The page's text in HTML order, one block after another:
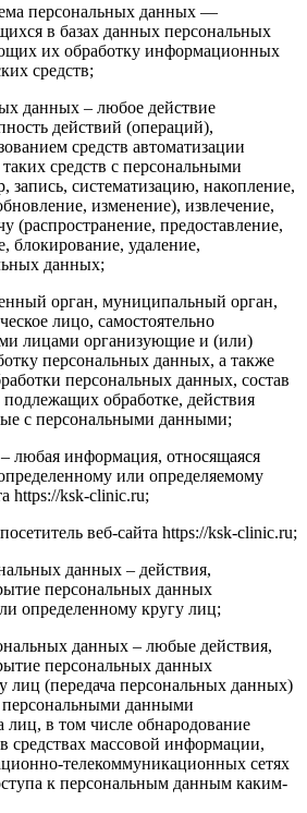
персональных данных —
в базах данных персональных
их обработку информационных
средств;
данных – любое действие
действий (операций),
средств автоматизации
средств с персональными
запись, систематизацию, накопление,
изменение), извлечение,
(распространение, предоставление,
блокирование, удаление,
данных;
орган, муниципальный орган,
лицо, самостоятельно
лицами организующие и (или)
персональных данных, а также
персональных данных, состав
обработке, действия
с персональными данными;
любая информация, относящаяся
или определяемому
https://ksk-clinic.ru;
веб-сайта https://ksk-clinic.ru;
данных – действия,
персональных данных
определенному кругу лиц;
данных – любые действия,
персональных данных
лиц (передача персональных данных)
персональными данными
лиц, в том числе обнародование
средствах массовой информации,
телекоммуникационных сетях
к персональным данным каким-